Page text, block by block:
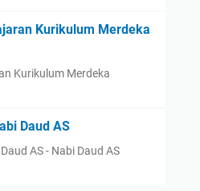
Kurikulum Merdeka
Kurikulum Merdeka
Daud AS
AS - Nabi Daud AS